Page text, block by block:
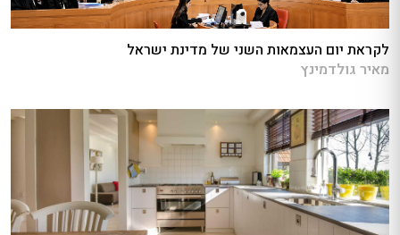
לקראת יום העצמאות השני של מדינת ישראל
מאיר גולדמינץ